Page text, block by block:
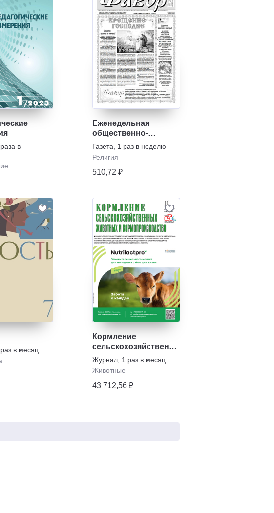
в
Еженедельная
общественно-
православная газета
"Фавор"
Газета
1 раз в неделю
Религия
510,72 ₽
в месяц
Кормление
сельскохозяйственных
животных и
кормопроизводство
Журнал 1 раз в месяц
Животные
43 712,56 ₽